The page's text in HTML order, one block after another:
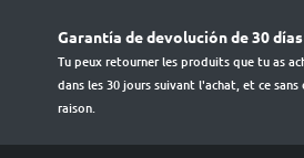
Garantía de devolución de 30 días
Tu peux retourner les produits que tu as
dans les 30 jours suivant l'achat, et ce sans
raison.